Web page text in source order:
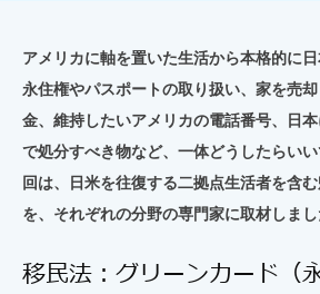
アメリカに軸を置いた生活から本格的に日
永住権やパスポートの取り扱い、家を売
金、維持したいアメリカの電話番号、日
で処分すべき物など、一体どうしたらい
回は、日米を往復する二拠点生活者を含
を、それぞれの分野の専門家に取材しまし
移民法：グリーンカード（